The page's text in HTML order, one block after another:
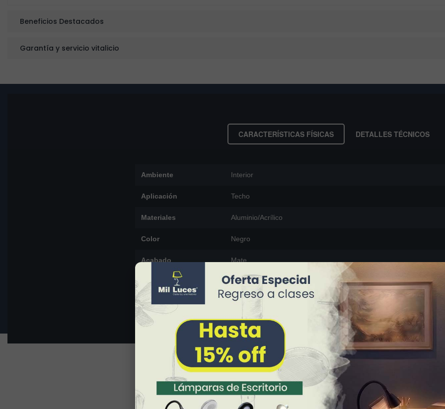
Beneficios Destacados
Garantía y servicio vitalicio
CARACTERÍSTICAS FÍSICAS DETALLES TÉCNICOS
Ambiente Interior
Aplicación Techo
Materiales Aluminio/Acrílico
Color Negro
Acabado Mate
Dimensiones 60 cm (largo) x 60 cm (ancho) x 150 cm (alto [ajustable])
Peso 4.5Kg
DESCARGAR FICHA TÉCNICA